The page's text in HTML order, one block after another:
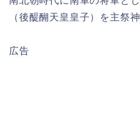
（後醍醐天皇皇子）を主祭
広告